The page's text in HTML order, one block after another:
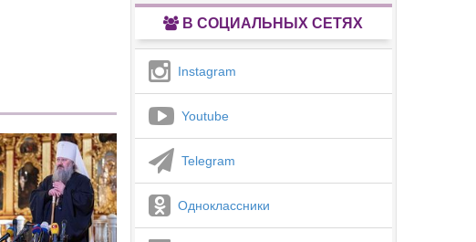
В СОЦИАЛЬНЫХ СЕТЯХ
Instagram
Youtube
Telegram
Одноклассники